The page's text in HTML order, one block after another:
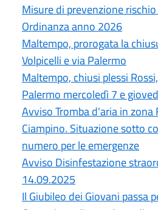
Misure di prevenzione
Ordinanza anno 2026
Maltempo, prorogata la
Volpicelli e via Palermo
Maltempo, chiusi plessi
Palermo mercoledì 7 e
Avviso Tromba d'aria in
Ciampino. Situazione sotto
numero per le emergenze
Avviso Disinfestazione
14.09.2025
Il Giubileo dei Giovani passa